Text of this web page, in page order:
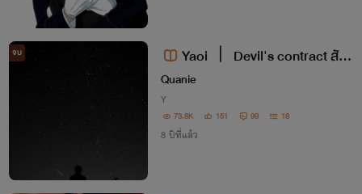
จบ
Yaoi ㅣ Devil's contract สัญ
ญาปีศาจ [END]
Quanie
Y
73.8K 151 99 18
8 ปีที่แล้ว